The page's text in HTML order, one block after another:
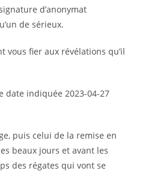
d’anonymat
de sérieux.
vous fier aux révélations qu’il
date indiquée 2023-04-27
puis celui de la remise en
beaux jours et avant les
des régates qui vont se